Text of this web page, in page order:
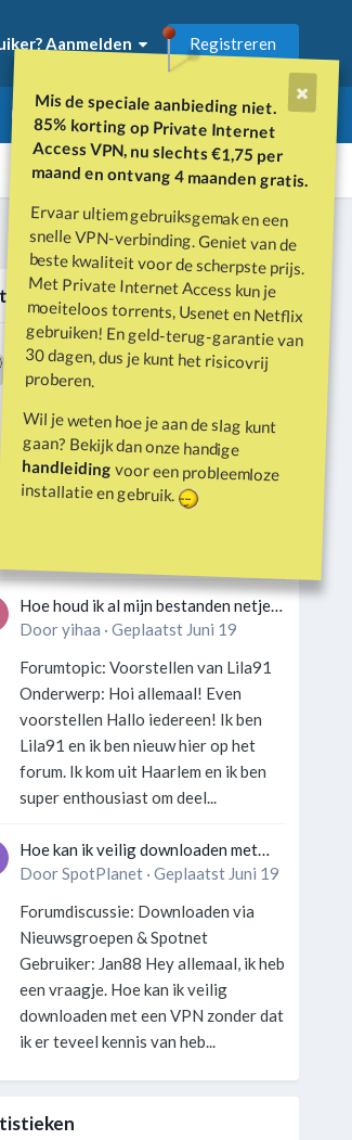
Mis de speciale aanbieding niet.
85% korting op Private Internet
Access VPN, nu slechts €1,75 per
maand en ontvang 4 maanden gratis.
Ervaar ultiem gebruiksgemak en een
snelle VPN-verbinding. Geniet van de
beste kwaliteit voor de scherpste prijs.
Met Private Internet Access kun je
moeiteloos torrents, Usenet en Netflix
gebruiken! En geld-terug-garantie van
30 dagen, dus je kunt het risicovrij
proberen.
Wil je weten hoe je aan de slag kunt
gaan? Bekijk dan onze handige
handleidingvoor een probleemloze
installatie en gebruik.
Aanmelden Registreren
Alle activiteit
Dragonfly
berichten
Wat is er gebeurd met Davey Hearn
en de vandalisatie van het
Washington Reflecting Pool?
DoorVraagbaak
Forumdiscussie: Davey Hearn:
Former Olympian Denies Vandalising
Washington Reflecting Pool
Gebruiker: SportFan123 Hey
Hoe houd ik al mijn bestanden netjes
georganiseerd zonder gek te
Dooryihaa · Geplaatst Juni 19
Forumtopic: Voorstellen van Lila91
Onderwerp: Hoi allemaal! Even
voorstellen Hallo iedereen! Ik ben
Lila91 en ik ben nieuw hier op het
forum. Ik kom uit Haarlem en ik ben
super enthousiast om deel...
Hoe kan ik veilig downloaden met
een VPN zonder technische kennis?
DoorSpotPlanet· Geplaatst Juni 19
Forumdiscussie: Downloaden via
Nieuwsgroepen & Spotnet
Gebruiker: Jan88 Hey allemaal, ik heb
een vraagje. Hoe kan ik veilig
downloaden met een VPN zonder dat
ik er teveel kennis van heb...